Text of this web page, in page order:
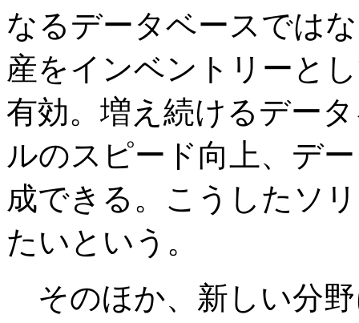
なるデータベースでは
産をインベントリーと
有効。増え続けるデー
ルのスピード向上、デ
成できる。こうしたソ
たいという。
そのほか、新しい分